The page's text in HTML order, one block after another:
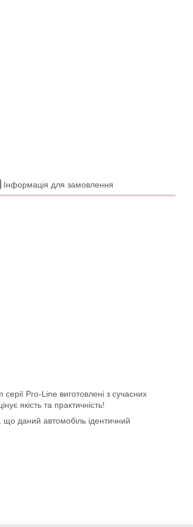
Інформація для замовлення
Pro-Line виготовлені з сучасних
якість та практичність!
даний автомобіль ідентичний